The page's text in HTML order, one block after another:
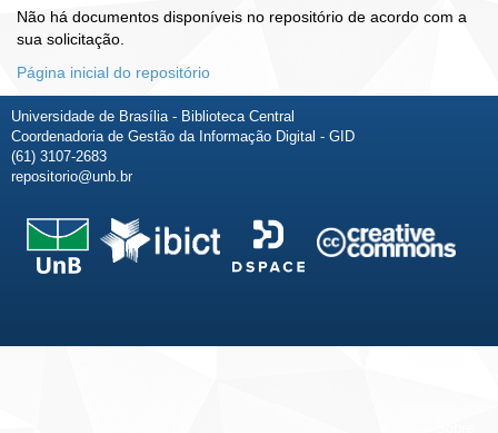
Não há documentos disponíveis no repositório de acordo com a
sua solicitação.
Página inicial do repositório
Universidade de Brasília - Biblioteca Central
Coordenadoria de Gestão da Informação Digital - GID
(61) 3107-2683
repositorio@unb.br